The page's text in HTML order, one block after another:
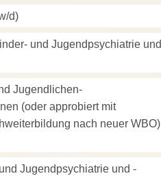
d)
und Jugendpsychiatrie und
Jugendlichen-
(oder approbiert mit
nach neuer WBO)
Jugendpsychiatrie und -